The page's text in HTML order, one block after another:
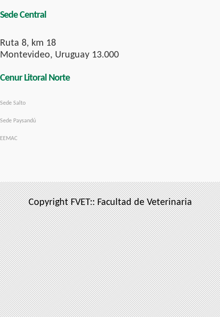
Sede Central
Ruta 8, km 18
Montevideo, Uruguay 13.000
Cenur Litoral Norte
Sede Salto
Sede Paysandú
EEMAC
Copyright FVET:: Facultad de Veterinaria